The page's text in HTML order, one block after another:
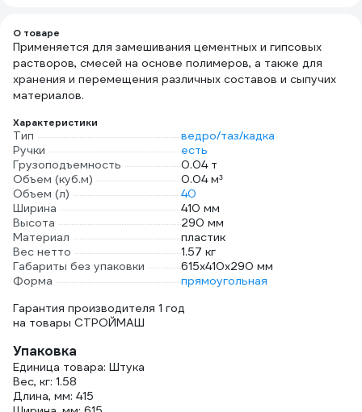
О товаре
Применяется для замешивания цементных и гипсовых
растворов, смесей на основе полимеров, а также для
хранения и перемещения различных составов и сыпучих
материалов.
Характеристики
Тип
ведро/таз/кадка
Ручки
есть
Грузоподъемность
0.04 т
Объем (куб.м)
0.04 м³
Объем (л)
40
Ширина
410 мм
Высота
290 мм
Материал
пластик
Вес нетто
1.57 кг
Габариты без упаковки
615х410х290 мм
Форма
прямоугольная
Гарантия производителя 1 год
на товары СТРОЙМАШ
Упаковка
Единица товара: Штука
Вес, кг: 1.58
Длина, мм: 415